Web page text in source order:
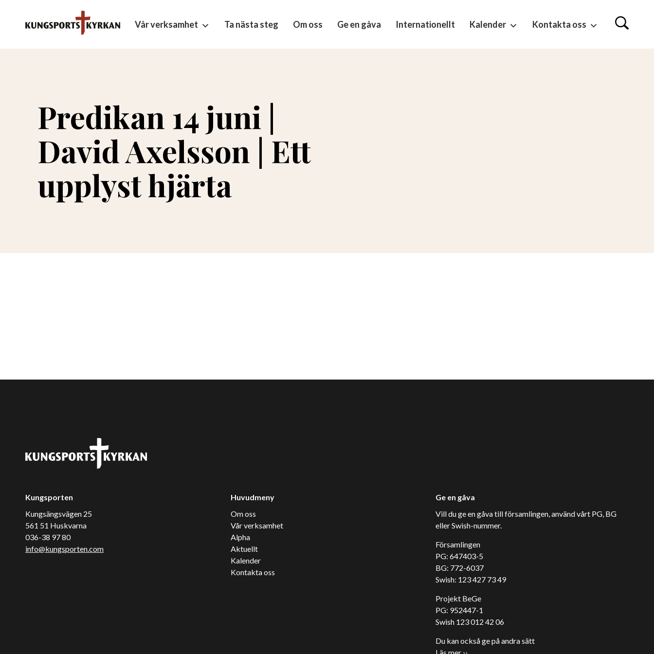
Vår verksamhet Ta nästa steg Om oss Ge en gåva Internationellt Kalender Kontakta oss
Predikan 14 juni |
David Axelsson | Ett
upplyst hjärta
Kungsporten
Kungsängsvägen 25
561 51 Huskvarna
036-38 97 80
info@kungsporten.com
Huvudmeny
Om oss
Vår verksamhet
Alpha
Aktuellt
Kalender
Kontakta oss
Ge en gåva
Vill du ge en gåva till församlingen, använd vårt PG, BG
eller Swish-nummer.
Församlingen
PG: 647403-5
BG: 772-6037
Swish: 123 427 73 49
Projekt BeGe
PG: 952447-1
Swish 123 012 42 06
Du kan också ge på andra sätt